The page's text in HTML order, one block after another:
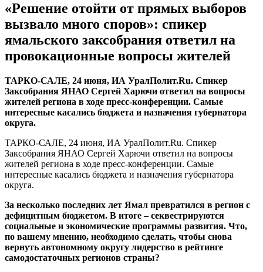
«Решение отойти от прямых выборов
вызвало много споров»: спикер
ямальского заксобрания ответил на
провокационные вопросы жителей
​ТАРКО-САЛЕ, 24 июня, ИА УралПолит.Ru. Спикер
Заксобрания ЯНАО Сергей Харючи ответил на вопросы
жителей региона в ходе пресс-конференции. Самые
интересные касались бюджета и назначения губернатора
округа.
ТАРКО-САЛЕ, 24 июня, ИА УралПолит.Ru. Спикер
Заксобрания ЯНАО Сергей Харючи ответил на вопросы
жителей региона в ходе пресс-конференции. Самые
интересные касались бюджета и назначения губернатора
округа.
За несколько последних лет Ямал превратился в регион с
дефицитным бюджетом. В итоге – секвестрируются
социальные и экономические программы развития. Что,
по вашему мнению, необходимо сделать, чтобы снова
вернуть автономному округу лидерство в рейтинге
самодостаточных регионов страны?